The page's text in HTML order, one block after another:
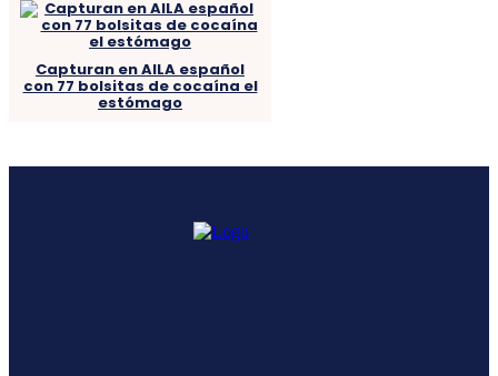
Capturan en AILA español
con 77 bolsitas de cocaína el
estómago